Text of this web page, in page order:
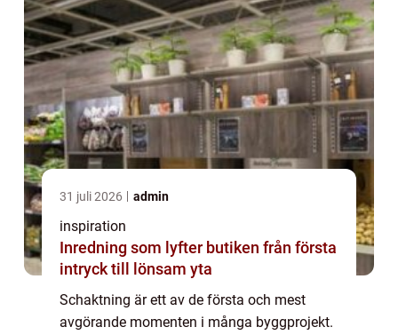
31 juli 2026 admin
inspiration
Inredning som lyfter butiken från första
intryck till lönsam yta
Schaktning är ett av de första och mest
avgörande momenten i många byggprojekt.